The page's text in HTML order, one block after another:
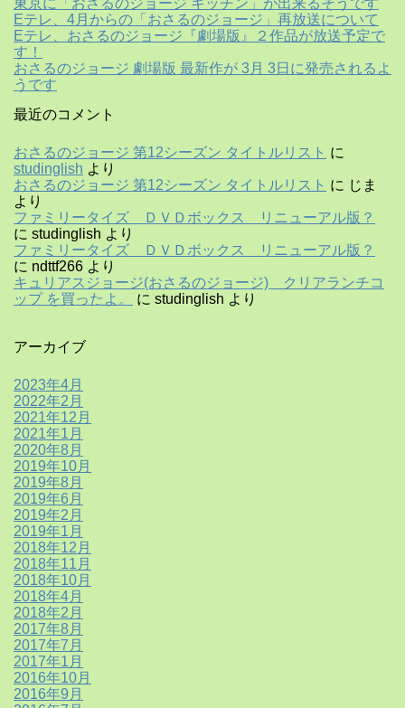
Eテレ、4月からの「おさるのジョージ」再放送について
Eテレ、おさるのジョージ『劇場版』２作品が放送予定で
す！
おさるのジョージ 劇場版 最新作が 3月 3日に発売されるよ
うです
最近のコメント
おさるのジョージ 第12シーズン タイトルリスト に
studinglish より
おさるのジョージ 第12シーズン タイトルリスト に じま
より
ファミリータイズ ＤＶＤボックス リニューアル版？
に studinglish より
ファミリータイズ ＤＶＤボックス リニューアル版？
に ndttf266 より
キュリアスジョージ(おさるのジョージ) クリアランチコ
ップ を買ったよ。
に studinglish より
アーカイブ
2023年4月
2022年2月
2021年12月
2021年1月
2020年8月
2019年10月
2019年8月
2019年6月
2019年2月
2019年1月
2018年12月
2018年11月
2018年10月
2018年4月
2018年2月
2017年8月
2017年7月
2017年1月
2016年10月
2016年9月